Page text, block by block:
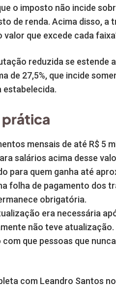
o imposto não incide
de renda. Acima disso,
valor que excede cada
reduzida se estende
de 27,5%, que incide
estabelecida.
prática
mensais de até R$ 5
salários acima desse
para quem ganha até
folha de pagamento dos
obrigatória.
era necessária
não teve
que pessoas que
com Leandro Santos